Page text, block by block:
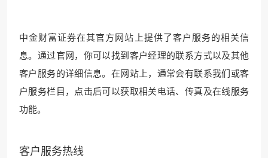
中金财富证券在其官方网站上提供了客户服务的相关信
息。通过官网，你可以找到客户经理的联系方式以及其他
客户服务的详细信息。在网站上，通常会有联系我们或客
户服务栏目，点击后可以获取相关电话、传真及在线服务
功能。
客户服务热线